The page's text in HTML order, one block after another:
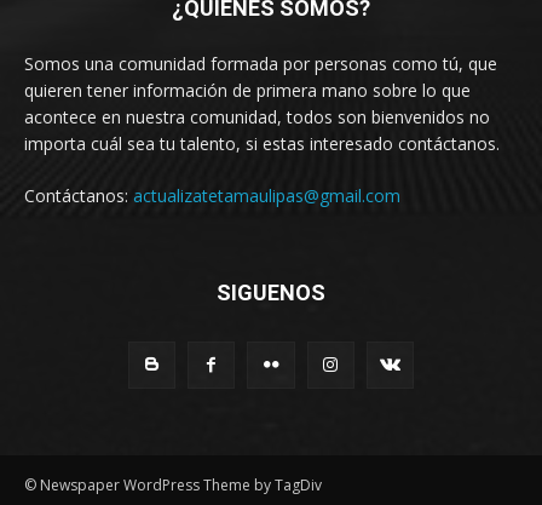
¿QUIENES SOMOS?
Somos una comunidad formada por personas como tú, que
quieren tener información de primera mano sobre lo que
acontece en nuestra comunidad, todos son bienvenidos no
importa cuál sea tu talento, si estas interesado contáctanos.
Contáctanos: actualizatetamaulipas@gmail.com
SIGUENOS
© Newspaper WordPress Theme by TagDiv